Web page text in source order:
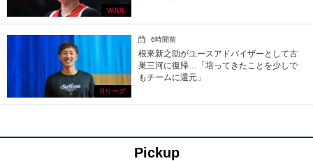
WJBL
Bリーグ
6時間前
根來新之助がユースアドバイザーとして古
巣三河に復帰…「培ってきたことを少しで
もチームに還元」
Pickup